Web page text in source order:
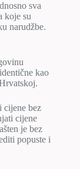
sva
koje su
narudžbe.
kao
cijene bez
cijene
je bez
popuste i